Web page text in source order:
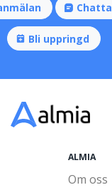
Chatta
Bli uppringd
ALMIA
Om oss